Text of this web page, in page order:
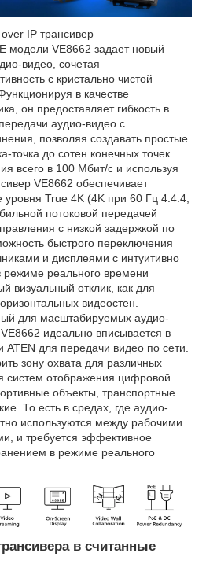
IP трансивер
модели VE8662 задает новый
видео, сочетая
с кристально чистой
в качестве
он предоставляет гибкость в
аудио-видео с
позволяя создавать простые
точка до сотен конечных точек.
всего в 100 Мбит/с и используя
VE8662 обеспечивает
уровня True 4K (4K при 60 Гц 4:4:4,
потоковой передачей
с низкой задержкой по
быстрого переключения
и дисплеями с интуитивно
реального времени
визуальный отклик, как для
видеостен.
для масштабируемых аудио-
идеально вписывается в
для передачи видео по сети.
зону охвата для различных
систем отображения цифровой
объекты, транспортные
То есть в средах, где аудио-
используются между рабочими
и требуется эффективное
в режиме реального
в считанные